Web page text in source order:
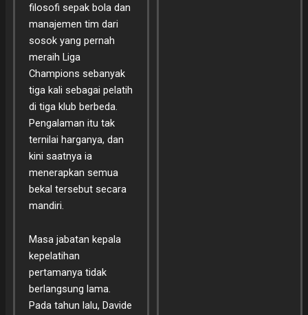
filosofi sepak bola dan
manajemen tim dari
sosok yang pernah
meraih Liga
Champions sebanyak
tiga kali sebagai pelatih
di tiga klub berbeda.
Pengalaman itu tak
ternilai harganya, dan
kini saatnya ia
menerapkan semua
bekal tersebut secara
mandiri.
Masa jabatan kepala
kepelatihan
pertamanya tidak
berlangsung lama.
Pada tahun lalu, Davide